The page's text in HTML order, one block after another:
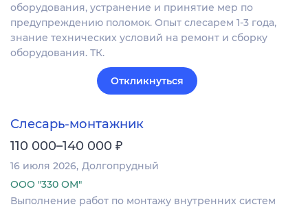
оборудования, устранение и принятие мер по
предупреждению поломок. Опыт слесарем 1-3 года,
знание технических условий на ремонт и сборку
оборудования. ТК.
Откликнуться
Слесарь-монтажник
110 000–140 000 ₽
16 июля 2026 Долгопрудный
ООО "330 ОМ"
Выполнение работ по монтажу внутренних систем